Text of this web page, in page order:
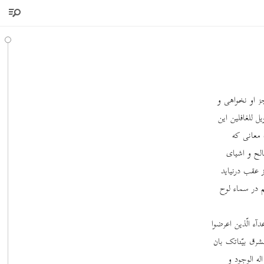
او نخواهی و
این
معانی که
و اشیای
عقب درنیاید
در سماء لوح
الّذین اعرضوا
بیّناتک بان
الوجود و